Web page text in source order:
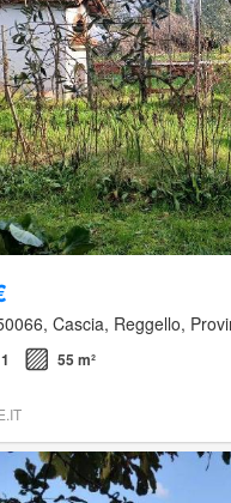
Cascia, Reggello,
1
55 m²